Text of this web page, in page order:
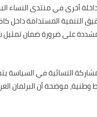
أخرى في منتدى النساء
التنمية المستدامة داخل
على ضرورة ضمان تمثيل
النسائية في السياسة
موضحة أن البرلمان